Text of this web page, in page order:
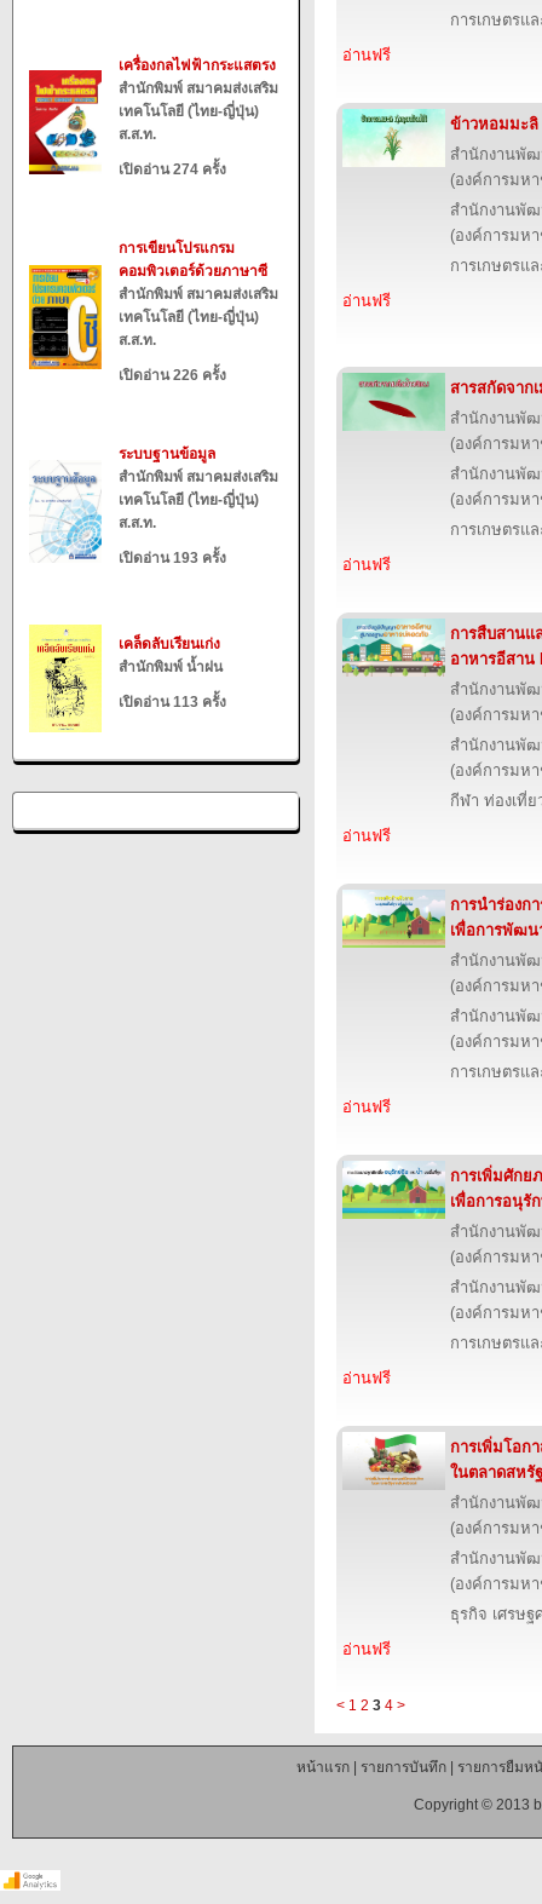
เครื่องกลไฟฟ้ากระแสตรง
สำนักพิมพ์ สมาคมส่งเสริม
เทคโนโลยี (ไทย-ญี่ปุ่น)
ส.ส.ท.
เปิดอ่าน 274 ครั้ง
การเขียนโปรแกรม
คอมพิวเตอร์ด้วยภาษาซี
สำนักพิมพ์ สมาคมส่งเสริม
เทคโนโลยี (ไทย-ญี่ปุ่น)
ส.ส.ท.
เปิดอ่าน 226 ครั้ง
ระบบฐานข้อมูล
สำนักพิมพ์ สมาคมส่งเสริม
เทคโนโลยี (ไทย-ญี่ปุ่น)
ส.ส.ท.
เปิดอ่าน 193 ครั้ง
เคล็ดลับเรียนเก่ง
สำนักพิมพ์ น้ำฝน
เปิดอ่าน 113 ครั้ง
การเกษตรแ
อ่านฟรี
ข้าวหอมมะลิ
สำนักงานพัฒ
(องค์การมห
สำนักงานพัฒ
(องค์การมห
การเกษตรแ
อ่านฟรี
สารสกัดจาก
สำนักงานพัฒ
(องค์การมห
สำนักงานพัฒ
(องค์การมห
การเกษตรแ
อ่านฟรี
การสืบสาน
อาหารอีสาน
สำนักงานพัฒ
(องค์การมห
สำนักงานพัฒ
(องค์การมห
กีฬา ท่องเที่
อ่านฟรี
การนำร่องก
เพื่อการพัฒ
สำนักงานพัฒ
(องค์การมห
สำนักงานพัฒ
(องค์การมห
การเกษตรแ
อ่านฟรี
การเพิ่มศักย
เพื่อการอนุรั
สำนักงานพัฒ
(องค์การมห
สำนักงานพัฒ
(องค์การมห
การเกษตรแ
อ่านฟรี
การเพิ่มโอก
ในตลาดสหรั
สำนักงานพัฒ
(องค์การมห
สำนักงานพัฒ
(องค์การมห
ธุรกิจ เศรษฐ
อ่านฟรี
< 1 2 3 4 >
หน้าแรก| รายการบันทึก| รายการยืมห
Copyright © 2013